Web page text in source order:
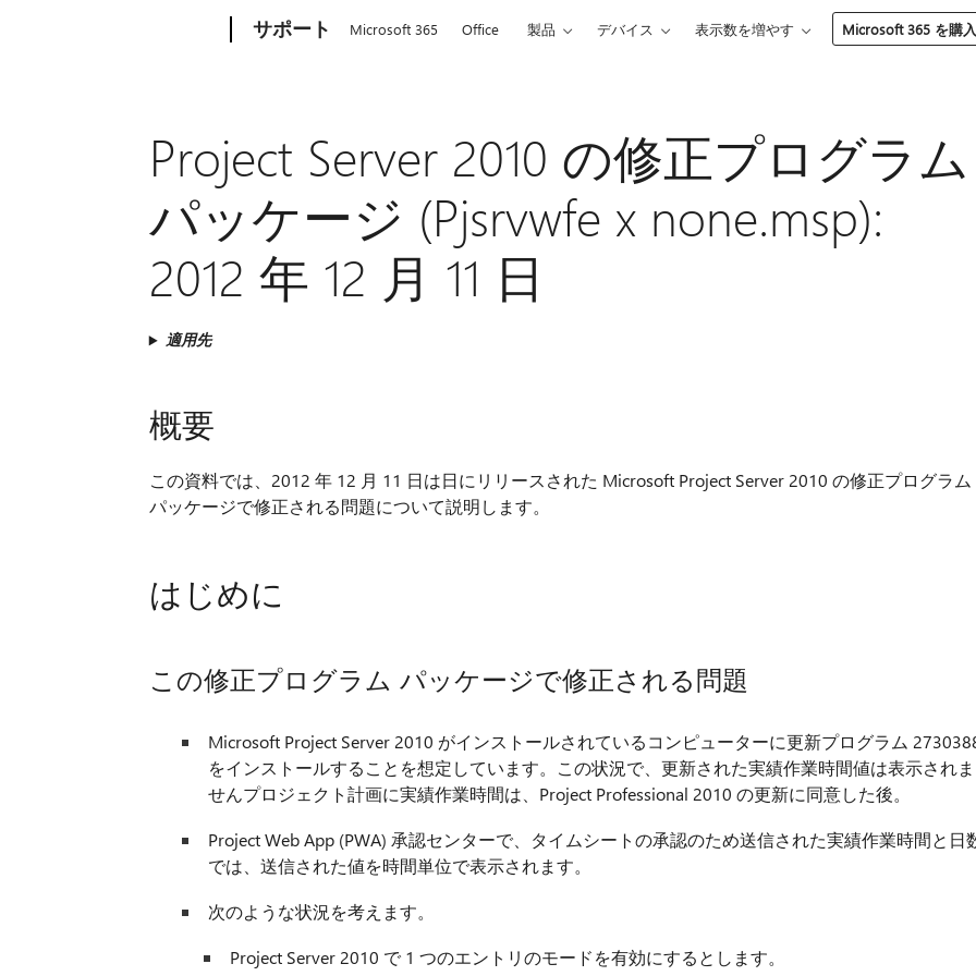
サポート Microsoft 365 Office 製品 デバイス 表示数を増やす Microsoft 365 を購
Project Server 2010 の修正プログラム
パッケージ (Pjsrvwfe x none.msp):
2012 年 12 月 11 日
適用先
概要
この資料では、2012 年 12 月 11 日は日にリリースされた Microsoft Project Server 2010 の修正プログラム
パッケージで修正される問題について説明します。
はじめに
この修正プログラム パッケージで修正される問題
Microsoft Project Server 2010 がインストールされているコンピューターに更新プログラム
をインストールすることを想定しています。この状況で、更新された実績作業時間値は表示されま
せんプロジェクト計画に実績作業時間は、Project Professional 2010 の更新に同意した後。
Project Web App (PWA) 承認センターで、タイムシートの承認のため送信された実績作業時間と日
では、送信された値を時間単位で表示されます。
次のような状況を考えます。
Project Server 2010 で 1 つのエントリのモードを有効にするとします。